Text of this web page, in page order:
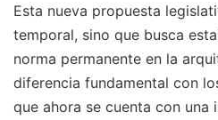
Esta nueva propuesta
temporal, sino que busca
norma permanente en la
diferencia fundamental con
que ahora se cuenta con una